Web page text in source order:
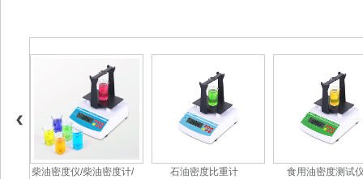
柴油密度仪/柴油密度计/
石油密度比重计 食用油密度测试